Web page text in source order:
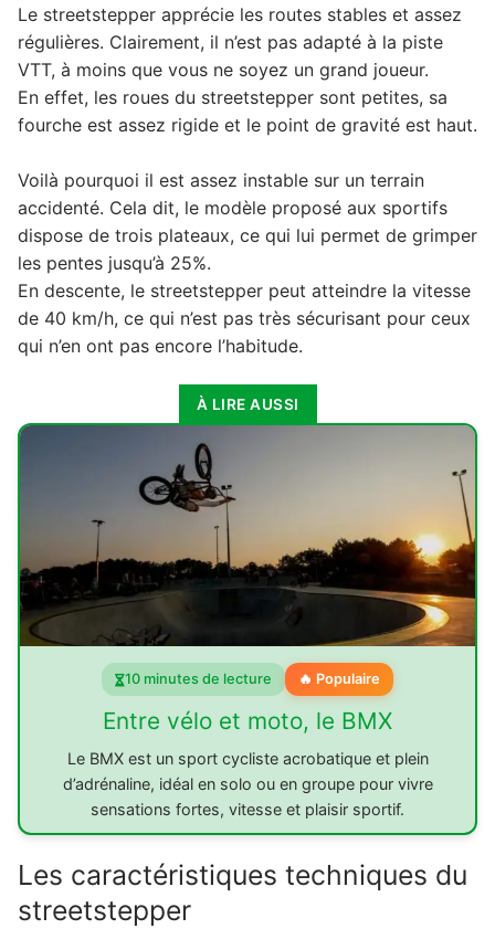
Le streetstepper apprécie les routes stables et assez
régulières. Clairement, il n’est pas adapté à la piste
VTT, à moins que vous ne soyez un grand joueur.
En effet, les roues du streetstepper sont petites, sa
fourche est assez rigide et le point de gravité est haut.
Voilà pourquoi il est assez instable sur un terrain
accidenté. Cela dit, le modèle proposé aux sportifs
dispose de trois plateaux, ce qui lui permet de grimper
les pentes jusqu’à 25%.
En descente, le streetstepper peut atteindre la vitesse
de 40 km/h, ce qui n’est pas très sécurisant pour ceux
qui n’en ont pas encore l’habitude.
À LIRE AUSSI
10 minutes de lecture 🔥 Populaire
Entre vélo et moto, le BMX
Le BMX est un sport cycliste acrobatique et plein
d’adrénaline, idéal en solo ou en groupe pour vivre
sensations fortes, vitesse et plaisir sportif.
Les caractéristiques techniques du
streetstepper